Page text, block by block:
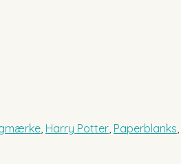
Harry Potter Paperblanks